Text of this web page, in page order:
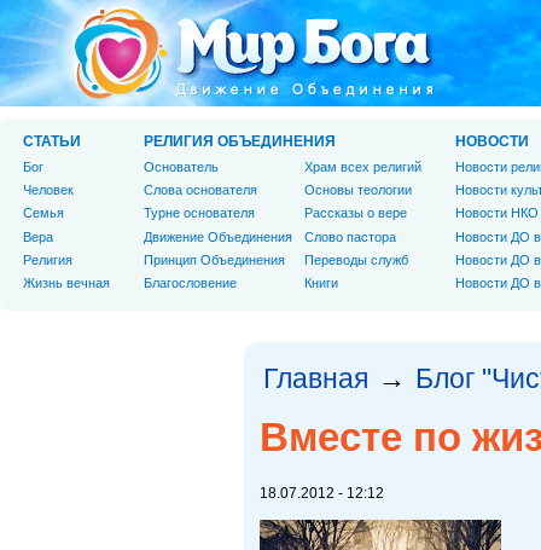
Главная → Блог
Вместе по
18.07.2012 - 12:12
СТАТЬИ
Бог
Человек
Cемья
Вера
Религия
Жизнь вечная
РЕЛИГИЯ ОБЪЕДИНЕНИЯ
Основатель
Слова основателя
Турне основателя
Движение Объединения
Принцип Объединения
Благословение
Храм всех религий
Основы теологии
Рассказы о вере
Слово пастора
Переводы служб
Книги
НОВОСТИ
Новости
Новости
Новости НКО
Новости ДО
Новости ДО
Новости ДО